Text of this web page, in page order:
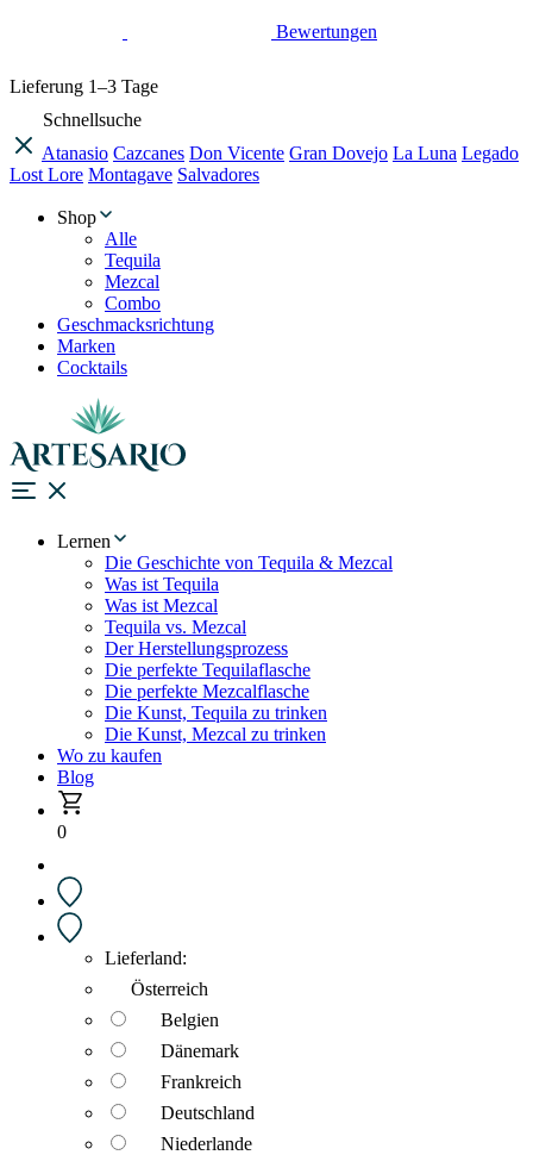
Bewertungen
Lieferung 1–3 Tage
Schnellsuche
Atanasio Cazcanes Don Vicente Gran Dovejo La Luna Legado
Lost Lore Montagave Salvadores
Shop
Alle
Tequila
Mezcal
Combo
Geschmacksrichtung
Marken
Cocktails
Lernen
Die Geschichte von Tequila & Mezcal
Was ist Tequila
Was ist Mezcal
Tequila vs. Mezcal
Der Herstellungsprozess
Die perfekte Tequilaflasche
Die perfekte Mezcalflasche
Die Kunst, Tequila zu trinken
Die Kunst, Mezcal zu trinken
Wo zu kaufen
Blog
0
Lieferland:
Österreich
Belgien
Dänemark
Frankreich
Deutschland
Niederlande